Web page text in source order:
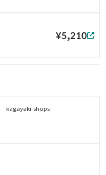
¥5,210
kagayaki-shops